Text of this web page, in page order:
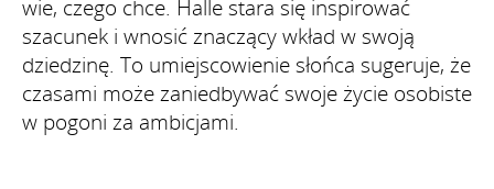
wie, czego chce. Halle stara się inspirować
szacunek i wnosić znaczący wkład w swoją
dziedzinę. To umiejscowienie słońca sugeruje, że
czasami może zaniedbywać swoje życie osobiste
w pogoni za ambicjami.